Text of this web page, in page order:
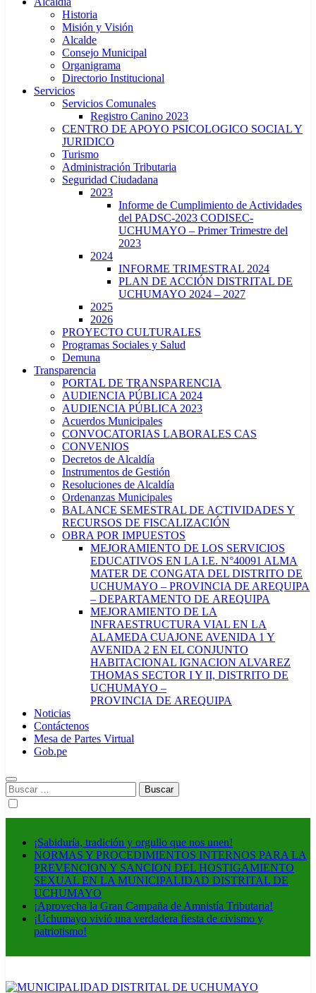
Historia
Misión y Visión
Alcalde
Consejo Municipal
Organigrama
Directorio Institucional
Servicios
Servicios Comunales
Registro Canino 2023
CENTRO DE APOYO PSICOLOGICO SOCIAL Y
JURIDICO
Turismo
Administración Tributaria
Seguridad Ciudadana
2023
Informe de Cumplimiento de Actividades
del PADSC-2023 CODISEC-
UCHUMAYO – Primer Trimestre del
2023
2024
INFORME TRIMESTRAL 2024
PLAN DE ACCIÓN DISTRITAL DE
UCHUMAYO 2024 – 2027
2025
2026
PROYECTO CULTURALES
Programas Sociales y Salud
Demuna
Transparencia
PORTAL DE TRANSPARENCIA
AUDIENCIA PÚBLICA 2024
AUDIENCIA PÚBLICA 2023
Acuerdos Municipales
CONVOCATORIAS LABORALES CAS
CONVENIOS
Decretos de Alcaldía
Instrumentos de Gestión
Resoluciones de Alcaldía
Ordenanzas Municipales
BALANCE SEMESTRAL DE ACTIVIDADES Y
RECURSOS DE FISCALIZACIÓN
OBRA POR IMPUESTOS
MEJORAMIENTO DE LOS SERVICIOS
EDUCATIVOS EN LA I.E. N°40091 ALMA
MATER DE CONGATA DEL DISTRITO DE
UCHUMAYO – PROVINCIA DE AREQUIPA
– DEPARTAMENTO DE AREQUIPA
MEJORAMIENTO DE LA
INFRAESTRUCTURA VIAL EN LA
ALAMEDA CUAJONE AVENIDA 1 Y
AVENIDA 2 EN EL CONJUNTO
HABITACIONAL IGNACION ALVAREZ
THOMAS SECTOR I Y II, DISTRITO DE
UCHUMAYO –
PROVINCIA DE AREQUIPA
Noticias
Contáctenos
Mesa de Partes Virtual
Gob.pe
Buscar:
¡Sabiduría, tradición y orgullo que nos unen!
NORMAS Y PROCEDIMIENTOS INTERNOS PARA LA
PREVENCION Y SANCION DEL HOSTIGAMIENTO
SEXUAL EN LA MUNICIPALIDAD DISTRITAL DE
UCHUMAYO
¡Aprovecha la Gran Campaña de Amnistía Tributaria!
¡Uchumayo vivió una verdadera fiesta de civismo y
patriotismo!